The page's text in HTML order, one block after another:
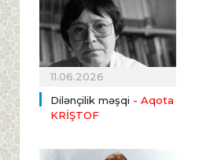
11.06.2026
Dilənçilik məşqi - Aqota
KRİŞTOF